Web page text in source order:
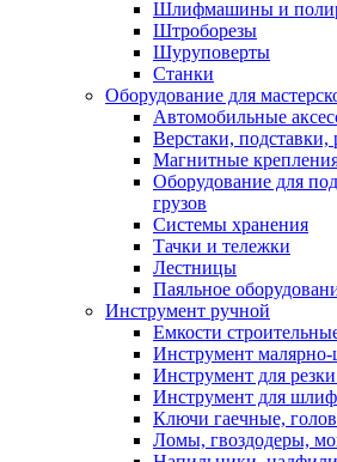
Шлифмашины и
Штроборезы
Шуруповерты
Станки
Оборудование для
Автомобильные
Верстаки, подставки,
Магнитные
Оборудование для
грузов
Системы хранения
Тачки и тележки
Лестницы
Паяльное
Инструмент ручной
Емкости
Инструмент
Инструмент для
Инструмент для
Ключи гаечные,
Ломы, гвоздодеры,